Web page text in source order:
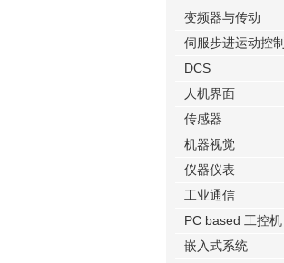
变频器与传动
伺服步进运动控制
DCS
人机界面
传感器
机器视觉
仪器仪表
工业通信
PC based 工控机
嵌入式系统